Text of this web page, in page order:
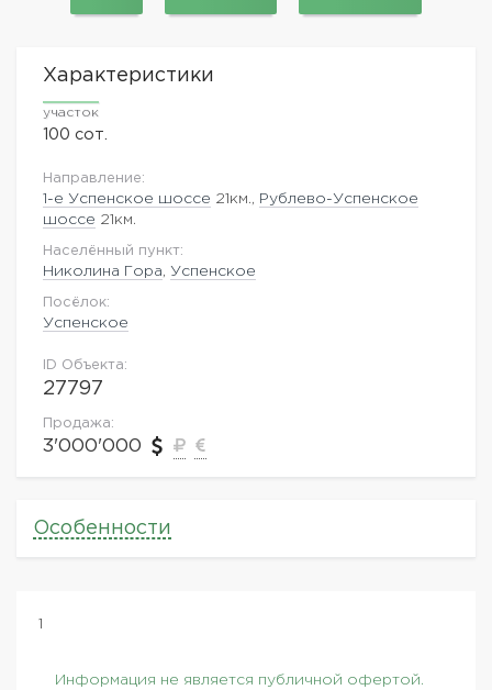
Характеристики
участок
100 сот.
Направление:
1-е Успенское шоссе 21км.,
Рублево-Успенское
шоссе 21км.
Населённый пункт:
Николина Гора Успенское
Посёлок:
Успенское
ID Объекта:
27797
Продажа:
3'000'000
Особенности
1
Информация не является публичной офертой.